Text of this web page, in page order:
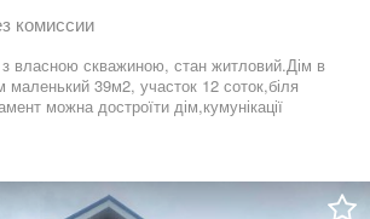
комиссии
власною скважиною, стан житловий.Дім в
маленький 39м2, участок 12 соток,біля
можна достроїти дім,кумунікації
(груба)Туалет розташований на
вода заведена в будинок.По вулиці
тому є можливість підключення до
на ділянці є прилеглий фундамент